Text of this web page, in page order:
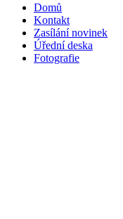
Domů
Kontakt
Zasílání novinek
Úřední deska
Fotografie